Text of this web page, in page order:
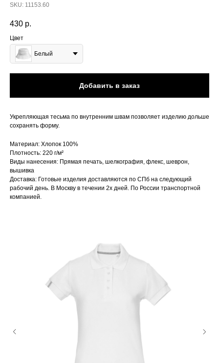
SKU: 11153.60
430 р.
Цвет
Белый
Добавить в заказ
Укрепляющая тесьма по внутренним швам позволяет изделию дольше
сохранять форму.
Материал: Хлопок 100%
Плотность: 220 г/м²
Виды нанесения: Прямая печать, шелкография, флекс, шеврон,
вышивка
Доставка: Готовые изделия доставляются по СПб на следующий
рабочий день. В Москву в течении 2х дней. По России транспортной
компанией.